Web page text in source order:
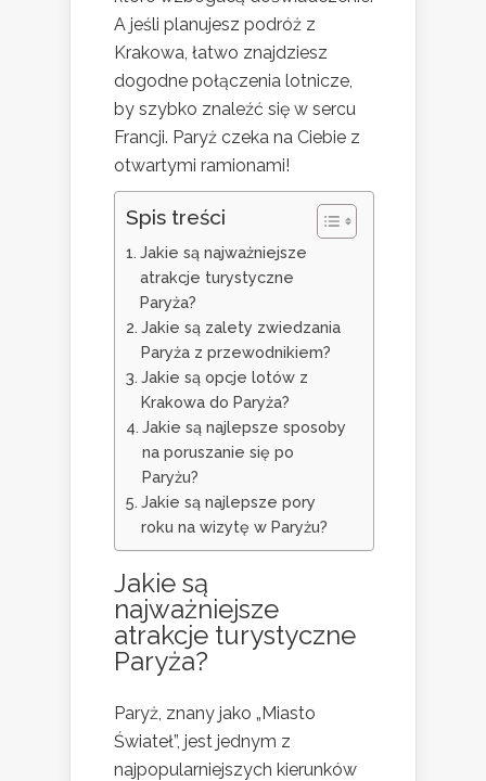
A jeśli planujesz podróż z
Krakowa, łatwo znajdziesz
dogodne połączenia lotnicze,
by szybko znaleźć się w sercu
Francji. Paryż czeka na Ciebie z
otwartymi ramionami!
Spis treści
Jakie są najważniejsze
atrakcje turystyczne
Paryża?
Jakie są zalety zwiedzania
Paryża z przewodnikiem?
Jakie są opcje lotów z
Krakowa do Paryża?
Jakie są najlepsze sposoby
na poruszanie się po
Paryżu?
Jakie są najlepsze pory
roku na wizytę w Paryżu?
Jakie są
najważniejsze
atrakcje turystyczne
Paryża?
Paryż, znany jako „Miasto
Świateł”, jest jednym z
najpopularniejszych kierunków